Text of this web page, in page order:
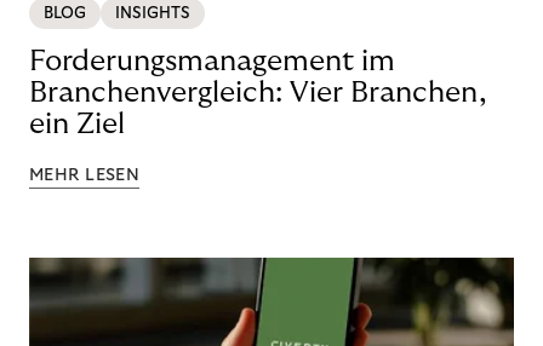
BLOG INSIGHTS
Forderungsmanagement im
Branchenvergleich: Vier Branchen,
ein Ziel
MEHR LESEN